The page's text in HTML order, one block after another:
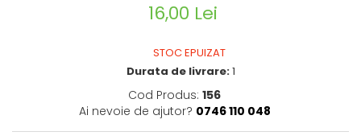
SUPLIMENTE COLESTEROL
SUPLIMENTE RĂCEALĂ- APARAT
SUPLIMENTE ANTIOXIDANȚI-
ANTITUMORAL
SUPLIMENTE URO-GENITAL
16,00 Lei
STOC EPUIZAT
Durata de livrare:1
Cod Produs: 156
Ai nevoie de ajutor? 0746 110 048